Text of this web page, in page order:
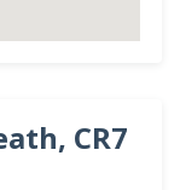
CR7